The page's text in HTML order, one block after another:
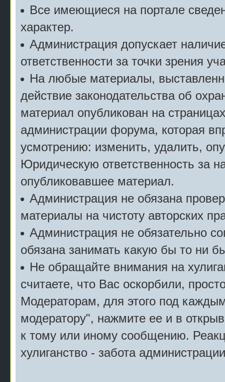
Все имеющиеся на портале
характер.
Администрация допускает
ответственности за точки зрения
На любые материалы,
действие законодательства об
материал опубликован на
администрации форума, которая
усмотрению: изменить, удалить,
Юридическую ответственность за
опубликовавшее материал.
Администрация не обязана
материалы на чистоту авторских
Администрация не обязательно
обязана занимать какую бы то ни
Не обращайте внимания на
считаете, что Вас оскорбили,
Модераторам, для этого под
модератору", нажмите ее и в
к тому или иному сообщению.
хулиганство - забота